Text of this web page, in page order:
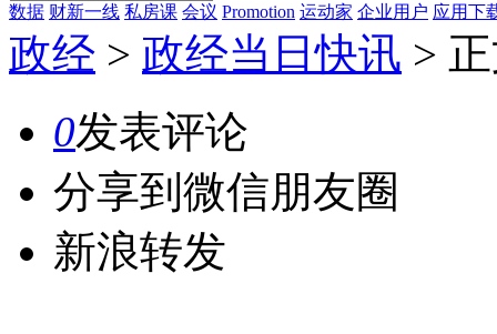
数据 财新一线 私房课 会议 Promotion 运动家 企业用户 应用下
政经 > 政经当日快讯 >
0发表评论
分享到微信朋友圈
新浪转发